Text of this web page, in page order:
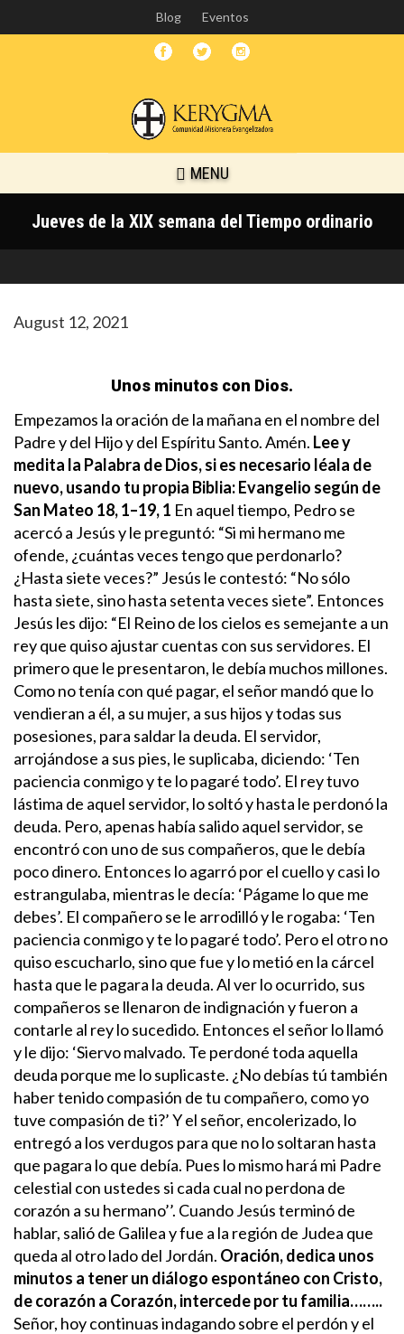
Skip
to
main
Blog Eventos
MENU
Jueves de la XIX semana del Tiempo ordinario
August 12, 2021
Unos minutos con Dios.
Empezamos la oración de la mañana en el nombre del
Padre y del Hijo y del Espíritu Santo. Amén. Lee y
medita la Palabra de Dios, si es necesario léala de
nuevo, usando tu propia Biblia:Evangelio según de
San Mateo 18, 1–19, 1 En aquel tiempo, Pedro se
acercó a Jesús y le preguntó: “Si mi hermano me
ofende, ¿cuántas veces tengo que perdonarlo?
¿Hasta siete veces?” Jesús le contestó: “No sólo
hasta siete, sino hasta setenta veces siete”. Entonces
Jesús les dijo: “El Reino de los cielos es semejante a un
rey que quiso ajustar cuentas con sus servidores. El
primero que le presentaron, le debía muchos millones.
Como no tenía con qué pagar, el señor mandó que lo
vendieran a él, a su mujer, a sus hijos y todas sus
posesiones, para saldar la deuda. El servidor,
arrojándose a sus pies, le suplicaba, diciendo: ‘Ten
paciencia conmigo y te lo pagaré todo’. El rey tuvo
lástima de aquel servidor, lo soltó y hasta le perdonó la
deuda. Pero, apenas había salido aquel servidor, se
encontró con uno de sus compañeros, que le debía
poco dinero. Entonces lo agarró por el cuello y casi lo
estrangulaba, mientras le decía: ‘Págame lo que me
debes’. El compañero se le arrodilló y le rogaba: ‘Ten
paciencia conmigo y te lo pagaré todo’. Pero el otro no
quiso escucharlo, sino que fue y lo metió en la cárcel
hasta que le pagara la deuda.Al ver lo ocurrido, sus
compañeros se llenaron de indignación y fueron a
contarle al rey lo sucedido. Entonces el señor lo llamó
y le dijo: ‘Siervo malvado. Te perdoné toda aquella
deuda porque me lo suplicaste. ¿No debías tú también
haber tenido compasión de tu compañero, como yo
tuve compasión de ti?’ Y el señor, encolerizado, lo
entregó a los verdugos para que no lo soltaran hasta
que pagara lo que debía. Pues lo mismo hará mi Padre
celestial con ustedes si cada cual no perdona de
corazón a su hermano’’. Cuando Jesús terminó de
hablar, salió de Galilea y fue a la región de Judea que
queda al otro lado del Jordán. Oración, dedica unos
minutos a tener un diálogo espontáneo con Cristo,
de corazón a Corazón, intercede por tu familia……..
Señor, hoy continuas indagando sobre el perdón y el